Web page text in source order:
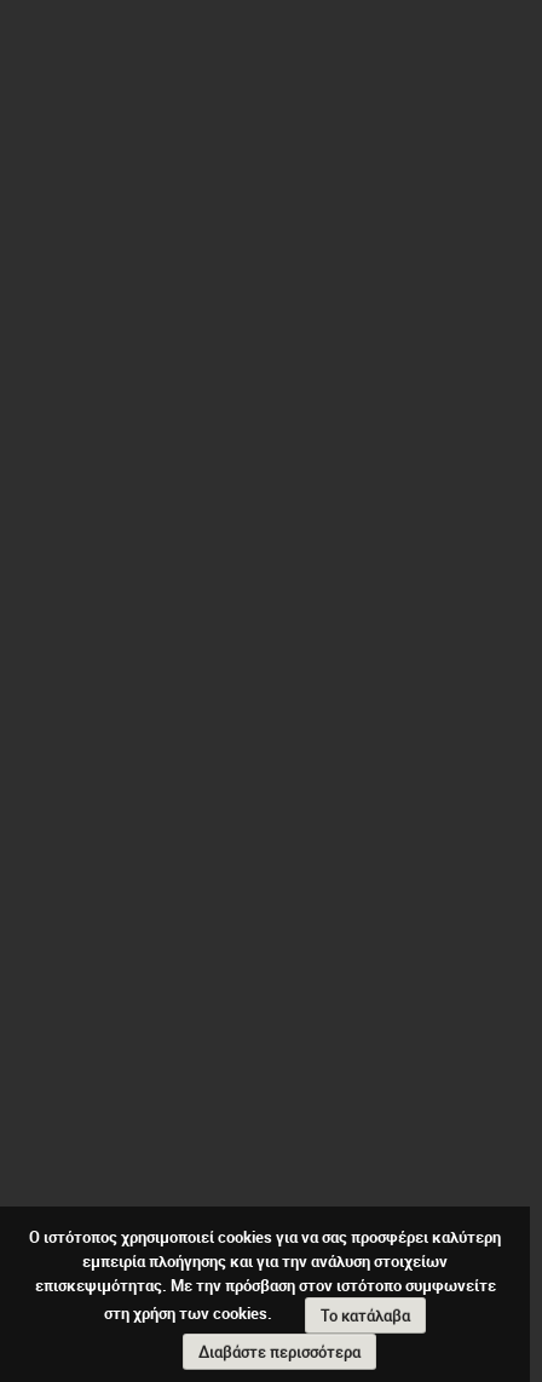
Ο ιστότοπος χρησιμοποιεί cookies για να σας προσφέρει καλύτερη
εμπειρία πλοήγησης και για την ανάλυση στοιχείων
επισκεψιμότητας. Με την πρόσβαση στον ιστότοπο συμφωνείτε
στη χρήση των cookies.
Το κατάλαβα
Διαβάστε περισσότερα